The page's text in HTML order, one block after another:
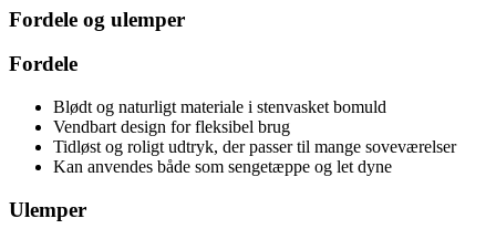
Fordele og ulemper
Fordele
Blødt og naturligt materiale i stenvasket bomuld
Vendbart design for fleksibel brug
Tidløst og roligt udtryk, der passer til mange soveværelser
Kan anvendes både som sengetæppe og let dyne
Ulemper